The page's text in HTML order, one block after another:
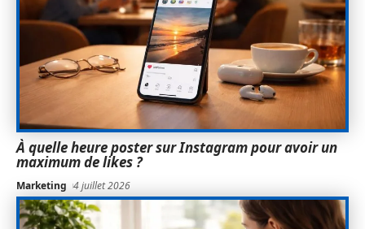
À quelle heure poster sur Instagram pour avoir un
maximum de likes ?
Marketing 4 juillet 2026